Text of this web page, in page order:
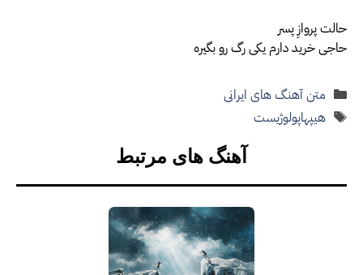
حالت پروازِ پسر
حاجی خرید دارم یکی رگ رو بگیره
دسته‌ها
متن آهنگ های ایرانی
برچسب‌ها
هیپهاپولوژیست
آهنگ های مرتبط